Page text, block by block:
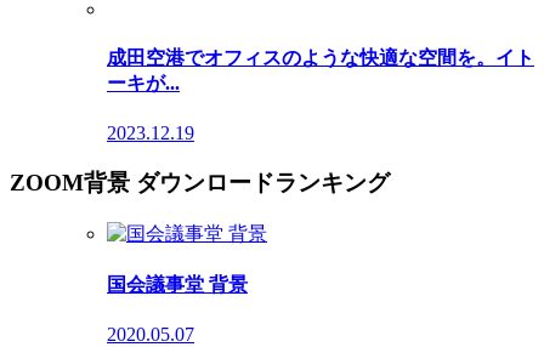
成田空港でオフィスのような快適な空間を。イト
ーキが...
2023.12.19
ZOOM背景 ダウンロードランキング
国会議事堂 背景
2020.05.07